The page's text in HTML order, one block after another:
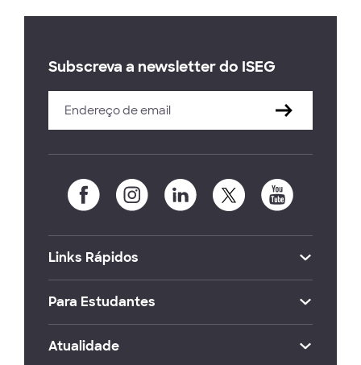
Subscreva a newsletter do ISEG
Links Rápidos
Para Estudantes
Atualidade